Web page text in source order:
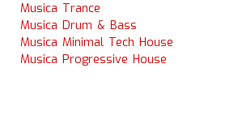
Musica Trance
Musica Drum & Bass
Musica Minimal Tech House
Musica Progressive House